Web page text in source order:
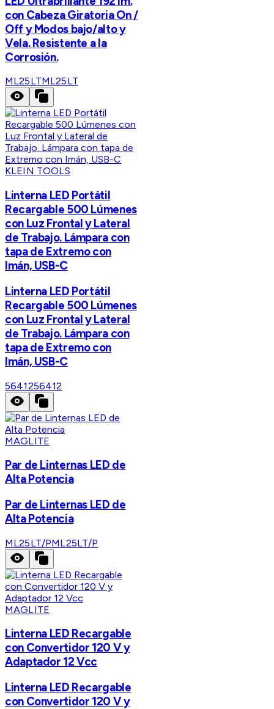
con Cabeza Giratoria On /
Off y Modos bajo/alto y
Vela. Resistente a la
Corrosión.
ML25LTML25LT
KLEIN TOOLS
Linterna LED Portátil
Recargable 500 Lúmenes
con Luz Frontal y Lateral
de Trabajo. Lámpara con
tapa de Extremo con
Imán, USB-C
Linterna LED Portátil
Recargable 500 Lúmenes
con Luz Frontal y Lateral
de Trabajo. Lámpara con
tapa de Extremo con
Imán, USB-C
5641256412
MAGLITE
Par de Linternas LED de
Alta Potencia
Par de Linternas LED de
Alta Potencia
ML25LT/PML25LT/P
MAGLITE
Linterna LED Recargable
con Convertidor 120 V y
Adaptador 12 Vcc
Linterna LED Recargable
con Convertidor 120 V y